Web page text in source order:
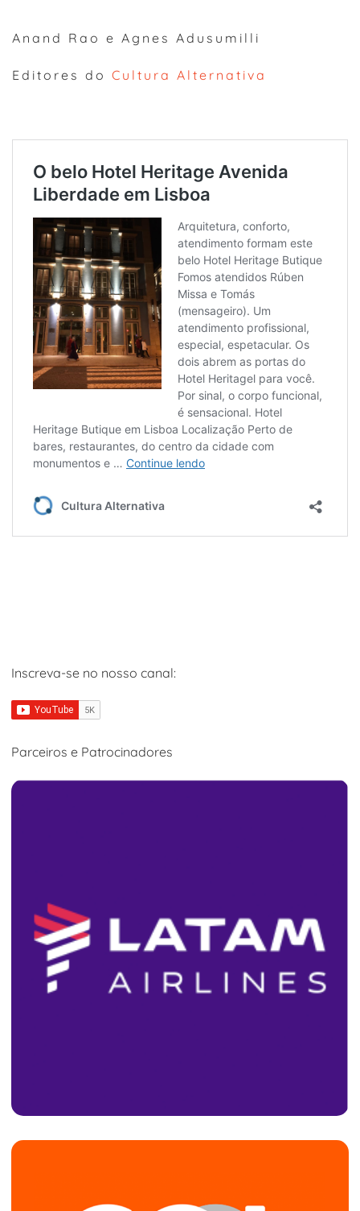
Anand Rao e Agnes Adusumilli
Editores do Cultura Alternativa
Inscreva-se no nosso canal:
Parceiros e Patrocinadores